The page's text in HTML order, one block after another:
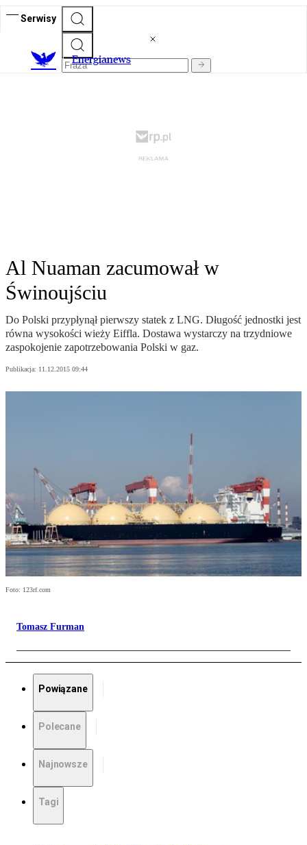
Serwisy
Energianews
Al Nuaman zacumował w
Świnoujściu
Do Polski przypłynął pierwszy statek z LNG. Długość jednostki jest
równa wysokości wieży Eiffla. Dostawa wystarczy na trzydniowe
zaspokojenie zapotrzebowania Polski w gaz.
Publikacja: 11.12.2015 09:44
Foto: 123rf.com
Tomasz Furman
Powiązane
Polecane
Najnowsze
Tagi